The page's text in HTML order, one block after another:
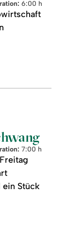
6:00 h
7:00 h
ein Stück